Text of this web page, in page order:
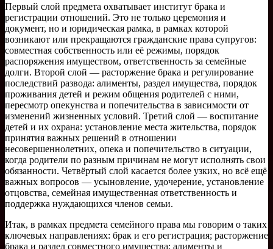
Первый слой предмета охватывает институт брака и
регистрации отношений. Это не только церемония и
документ, но и юридическая рамка, в рамках которой
возникают или прекращаются гражданские права супругов:
совместная собственность или её режимы, порядок
распоряжения имуществом, ответственность за семейные
долги. Второй слой — расторжение брака и регулирование
последствий развода: алименты, раздел имущества, порядок
проживания детей и режим общения родителей с ними,
пересмотр опекунства и попечительства в зависимости от
изменений жизненных условий. Третий слой — воспитание
детей и их охрана: установление места жительства, порядок
принятия важных решений в отношении
несовершеннолетних, опека и попечительство в ситуации,
когда родители по разным причинам не могут исполнять свои
обязанности. Четвёртый слой касается более узких, но всё ещё
важных вопросов — усыновление, удочерение, установление
отцовства, семейная имущественная ответственность и
поддержка нуждающихся членов семьи.
Итак, в рамках предмета семейного права мы говорим о таких
ключевых направлениях: брак и его регистрация; расторжение
брака и раздел совместного имущества; алименты и